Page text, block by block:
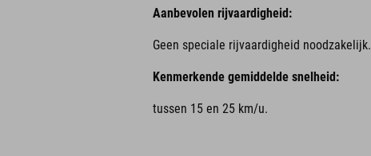
Aanbevolen rijvaardigheid:
Geen speciale rijvaardigheid noodzakelijk.
Kenmerkende gemiddelde snelheid:
tussen 15 en 25 km/u.